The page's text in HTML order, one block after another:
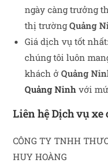
ngày càng trưởng
thị trườngQuảng
Giá dịch vụ tốt
chúng tôi luôn
khách ởQuảng
Quảng Ninh với
Liên hệ Dịch vụ
CÔNG TY TNHH
HUY HOÀNG